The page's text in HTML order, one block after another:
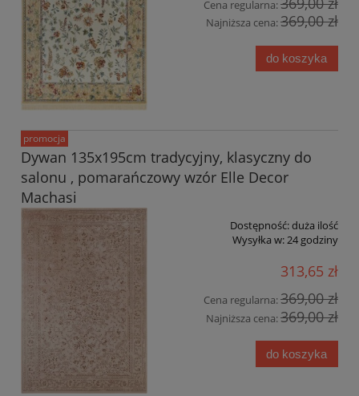
Cena regularna:
Najniższa cena:369,00 zł
do koszyka
Dywan 135x195cm tradycyjny, klasyczny do
salonu , pomarańczowy wzór Elle Decor
Machasi
Dostępność:duża ilość
Wysyłka w:24 godziny
313,65 zł
Cena regularna:369,00 zł
Najniższa cena:369,00 zł
do koszyka
promocja